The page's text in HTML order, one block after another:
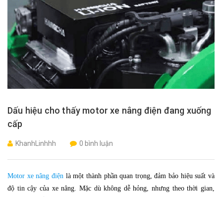
Dấu hiệu cho thấy motor xe nâng điện đang xuống
cấp
KhanhLinhhh 0 bình luận
Motor xe nâng điện là một thành phần quan trọng, đảm bảo hiệu suất và
độ tin cậy của xe nâng. Mặc dù không dễ hỏng, nhưng theo thời gian,